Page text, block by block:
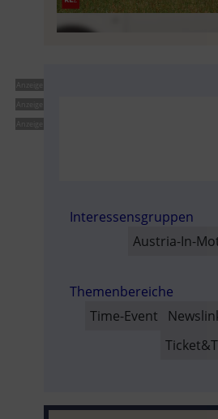
Anzeige
Anzeige
Anzeige
Interessensgruppen
Austria-In-
Themenbereiche
Time-Event